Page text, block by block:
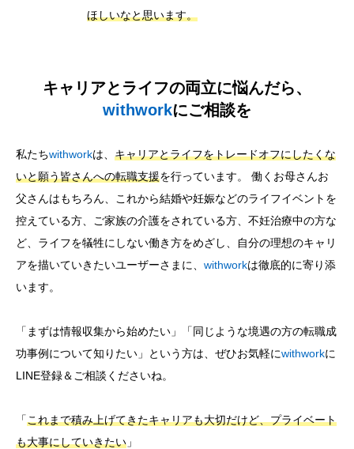
ほしいなと思います。
キャリアとライフの両立に悩んだら、
withworkにご相談を
私たちwithworkは、 キャリアとライフをトレードオフにしたくな
いと願う皆さんへの転職支援を行っています。 働くお母さんお
父さんはもちろん、これから結婚や妊娠などのライフイベントを
控えている方、ご家族の介護をされている方、不妊治療中の方な
ど、ライフを犠牲にしない働き方をめざし、自分の理想のキャリ
アを描いていきたいユーザーさまに、 withworkは徹底的に寄り添
います。
「まずは情報収集から始めたい」「同じような境遇の方の転職成
功事例について知りたい」という方は、ぜひお気軽にwithworkに
LINE登録＆ご相談くださいね。
「これまで積み上げてきたキャリアも大切だけど、プライベート
も大事にしていきたい 」